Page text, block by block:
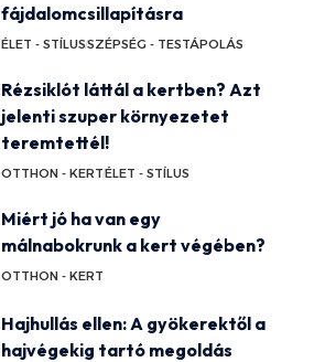
fájdalomcsillapításra
ÉLET - STÍLUSSZÉPSÉG - TESTÁPOLÁS
Rézsiklót láttál a kertben? Azt
jelenti szuper környezetet
teremtettél!
OTTHON - KERTÉLET - STÍLUS
Miért jó ha van egy
málnabokrunk a kert végében?
OTTHON - KERT
Hajhullás ellen: A gyökerektől a
hajvégekig tartó megoldás